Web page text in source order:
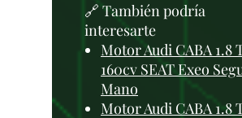
🔗 También podría
interesarte
Motor Audi CABA 1.8
160cv SEAT Exeo
Mano
Motor Audi CABA 1.8